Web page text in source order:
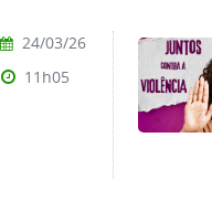
24/03/26
11h05